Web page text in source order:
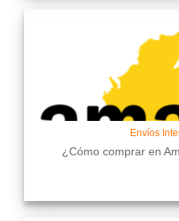
Envíos
¿Cómo comprar en